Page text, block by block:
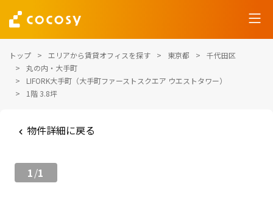
トップ エリアから賃貸オフィスを探す 東京都
千代田区
丸の内・大手町
LIFORK大手町（大手町ファーストスクエア ウエストタワー）
1階 3.8坪
物件詳細に戻る
1/1